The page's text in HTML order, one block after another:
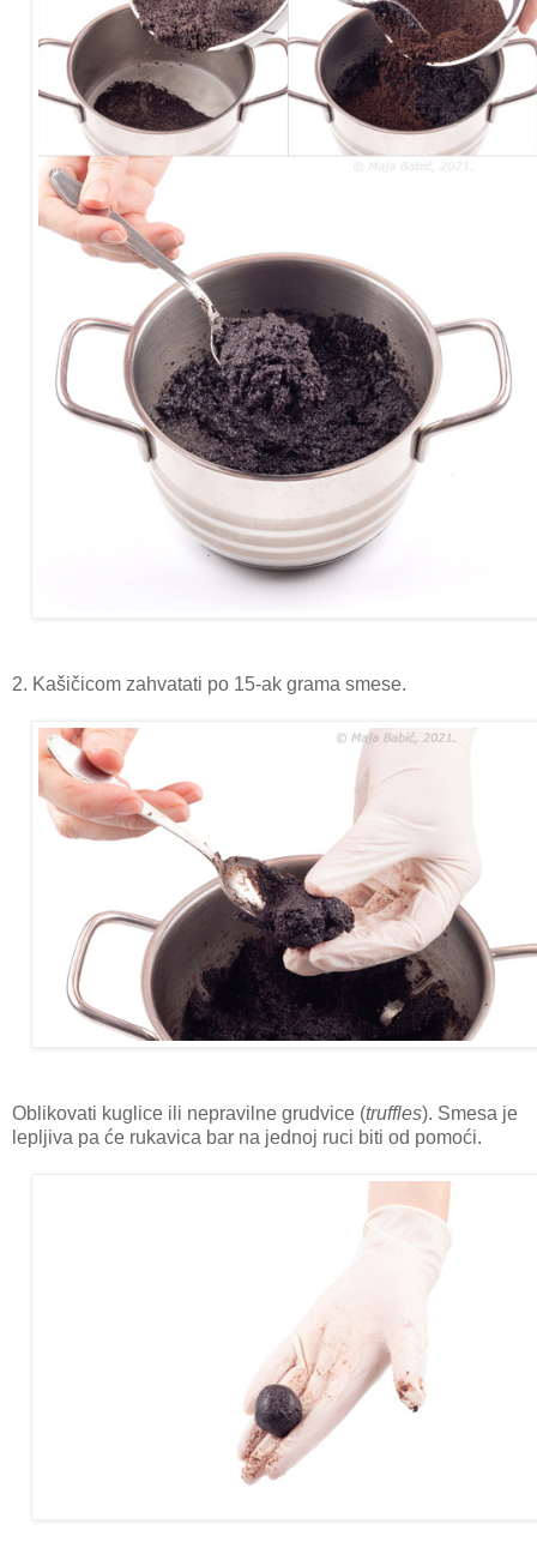
2. Kašičicom zahvatati po 15-ak grama smese.
Oblikovati kuglice ili nepravilne grudvice (truffles). Smesa je
lepljiva pa će rukavica bar na jednoj ruci biti od pomoći.